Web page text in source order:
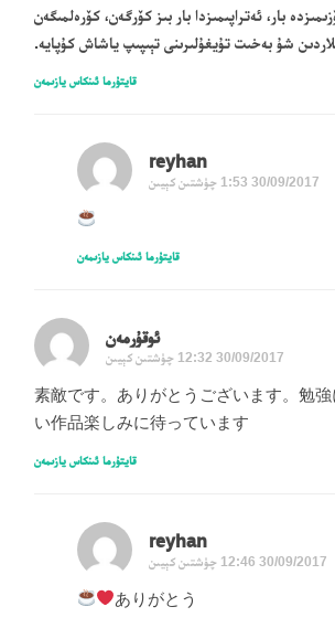
بار، ئەتراپىمىزدا بار بىز كۆرگەن، كۆرەلمىگەن
شۇ بەخىت تۇيغۇلىرىنى تېىپىپ ياشاش كۇپايە.
قايتۇرما ئىنكاس يازىمەن
reyhan
30/09/2017 1:53 چۈشتىن كېيىن
قايتۇرما ئىنكاس يازىمەن
ئوقۇرمەن
30/09/2017 12:32 چۈشتىن كېيىن
素敵です。ありがとうございます。勉
い作品楽しみに待っています
قايتۇرما ئىنكاس يازىمەن
reyhan
30/09/2017 12:46 چۈشتىن كېيىن
ありがとう